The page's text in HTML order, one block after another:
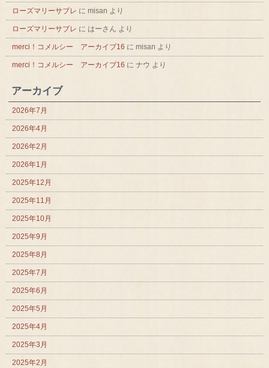
ローズマリーサブレ に misan より
ローズマリーサブレ に はーさん より
merci！コメルシー アーカイブ16 に misan より
merci！コメルシー アーカイブ16 に ナウ より
アーカイブ
2026年7月
2026年4月
2026年2月
2026年1月
2025年12月
2025年11月
2025年10月
2025年9月
2025年8月
2025年7月
2025年6月
2025年5月
2025年4月
2025年3月
2025年2月